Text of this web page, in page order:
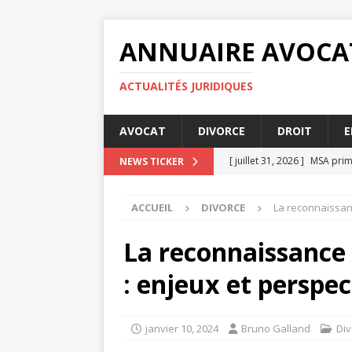
ANNUAIRE
ACTUALITÉS JURIDIQUES
AVOCAT DIVORCE DROIT
NEWS TICKER [ juillet 31, 2026 ] MSA
[ juillet 23, 2026 ] MSA
[ juillet 19, 2026 ]
ACCUEIL DIVORCE La
La
: enjeux et
janvier 10, 2024 Bruno Galland